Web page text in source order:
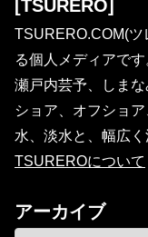
[TSURERO]
TSURERO.COM(
る個人メディアです
瀬戸内芸予、しまな
ショア、オフショ
水、淡水と、幅広く
TSUREROについて
アーカイブ